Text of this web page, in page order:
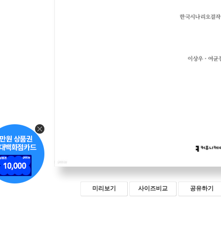
미리보기 사이즈비교 공유하기